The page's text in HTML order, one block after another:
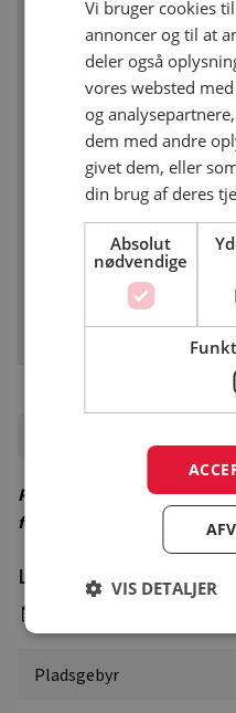
Windsurfing max. 1
Forslag til
folder/min. 3 stk. Rute på
Udlejning af cykler
Forslag til
på mindst 3 km.
Priser er vejledende –
for korrekte priser
Lavsæson
Pladsgebyr
Vi bruger cookies
annoncer og til at
deler også
vores websted
og
dem med andre
givet dem, eller
din brug af deres
Absolut
nødvendige
VIS DETALJER